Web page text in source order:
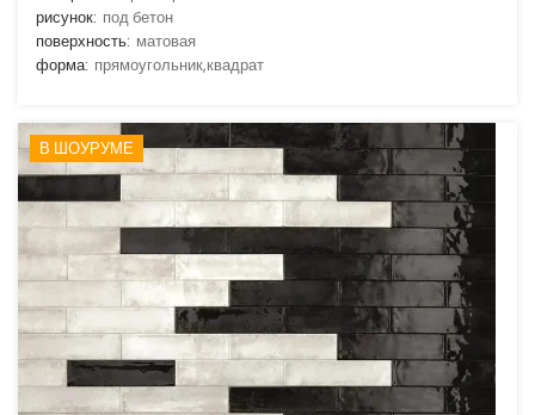
рисунок: под бетон
поверхность: матовая
форма: прямоугольник,квадрат
В ШОУРУМЕ